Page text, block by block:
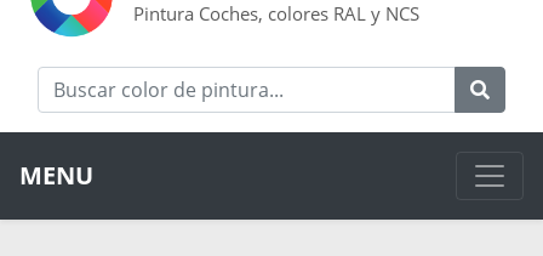
Pintura Coches, colores RAL y NCS
MENU